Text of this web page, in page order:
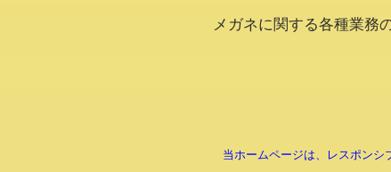
メガネに関する各種業務
当ホームページは、レスポンシ